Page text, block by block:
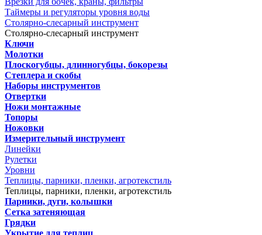
Таймеры и регуляторы уровня воды
Столярно-слесарный инструмент
Столярно-слесарный инструмент
Ключи
Молотки
Плоскогубцы, длинногубцы, бокорезы
Степлера и скобы
Наборы инструментов
Отвертки
Ножи монтажные
Топоры
Ножовки
Измерительный инструмент
Линейки
Рулетки
Уровни
Теплицы, парники, пленки, агротекстиль
Теплицы, парники, пленки, агротекстиль
Парники, дуги, колышки
Сетка затеняющая
Грядки
Укрытие для теплиц